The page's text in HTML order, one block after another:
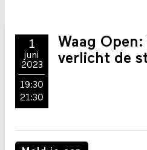
1
juni
2023
19:30
21:30
Waag
verlicht de